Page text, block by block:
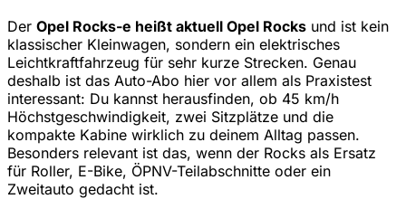
Der Opel Rocks-e heißt aktuell Opel Rocks und ist kein
klassischer Kleinwagen, sondern ein elektrisches
Leichtkraftfahrzeug für sehr kurze Strecken. Genau
deshalb ist das Auto-Abo hier vor allem als Praxistest
interessant: Du kannst herausfinden, ob 45 km/h
Höchstgeschwindigkeit, zwei Sitzplätze und die
kompakte Kabine wirklich zu deinem Alltag passen.
Besonders relevant ist das, wenn der Rocks als Ersatz
für Roller, E-Bike, ÖPNV-Teilabschnitte oder ein
Zweitauto gedacht ist.